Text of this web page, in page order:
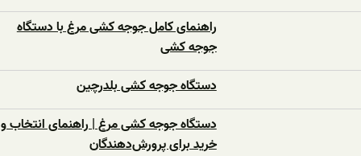
راهنمای کامل جوجه کشی مرغ با دستگاه
جوجه کشی
دستگاه جوجه‌ کشی بلدرچین
دستگاه جوجه‌ کشی مرغ | راهنمای انتخاب و
خرید برای پرورش‌دهندگان